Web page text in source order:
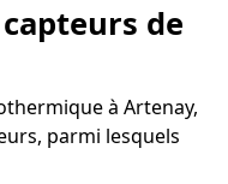
de
à Artenay,
parmi lesquels